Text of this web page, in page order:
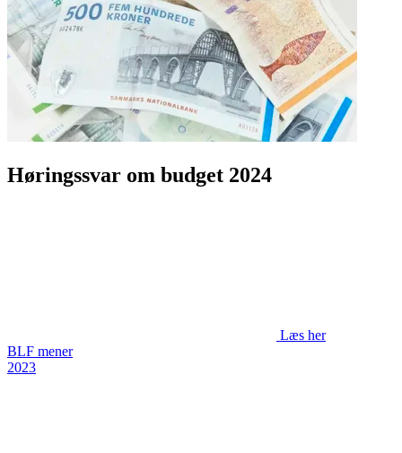
Høringssvar om budget 2024
Læs her
BLF mener
2023